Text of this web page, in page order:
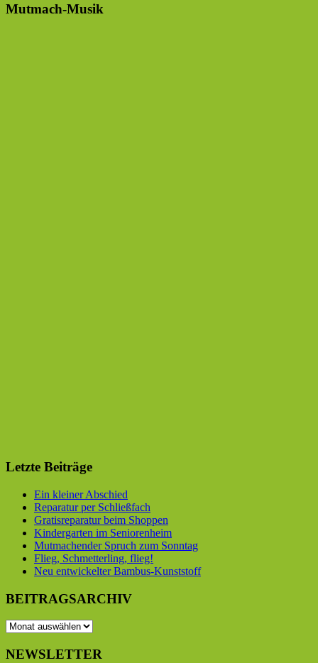
Mutmach-Musik
Letzte Beiträge
Ein kleiner Abschied
Reparatur per Schließfach
Gratisreparatur beim Shoppen
Kindergarten im Seniorenheim
Mutmachender Spruch zum Sonntag
Flieg, Schmetterling, flieg!
Neu entwickelter Bambus-Kunststoff
BEITRAGSARCHIV
BEITRAGSARCHIV
NEWSLETTER